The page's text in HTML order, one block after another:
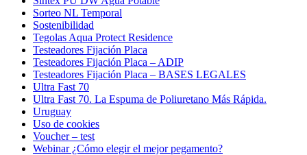
Sorteo NL Temporal
Sostenibilidad
Tegolas Aqua Protect Residence
Testeadores Fijación Placa
Testeadores Fijación Placa – ADIP
Testeadores Fijación Placa – BASES LEGALES
Ultra Fast 70
Ultra Fast 70. La Espuma de Poliuretano Más Rápida.
Uruguay
Uso de cookies
Voucher – test
Webinar ¿Cómo elegir el mejor pegamento?